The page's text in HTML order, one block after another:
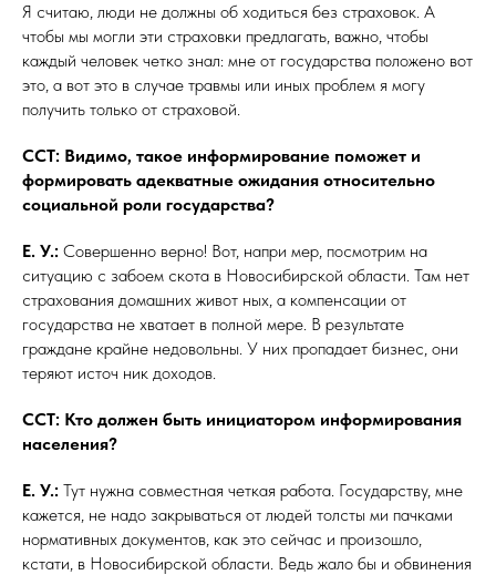
Я считаю, люди не должны об ходиться без страховок. А
чтобы мы могли эти страховки предлагать, важно, чтобы
каждый человек четко знал: мне от государства положено вот
это, а вот это в случае травмы или иных проблем я могу
получить только от страховой.
ССТ: Видимо, такое информирование поможет и
формировать адекватные ожидания относительно
социальной роли государства?
Е. У.: Совершенно верно! Вот, напри мер, посмотрим на
ситуацию с забоем скота в Новосибирской области. Там нет
страхования домашних живот ных, а компенсации от
государства не хватает в полной мере. В результате
граждане крайне недовольны. У них пропадает бизнес, они
теряют источ ник доходов.
ССТ: Кто должен быть инициатором информирования
населения?
Е. У.: Тут нужна совместная четкая работа. Государству, мне
кажется, не надо закрываться от людей толсты ми пачками
нормативных документов, как это сейчас и произошло,
кстати, в Новосибирской области. Ведь жало бы и обвинения